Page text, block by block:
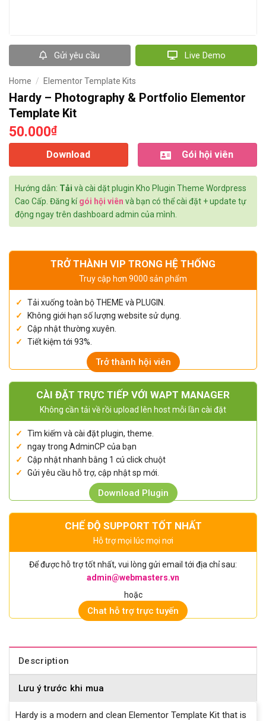
Gửi yêu cầu Live Demo
Home / Elementor Template Kits
Hardy – Photography & Portfolio Elementor
Template Kit
50.000₫
Download Gói hội viên
Hướng dẫn: Tải và cài dặt plugin Kho Plugin Theme Wordpress
Cao Cấp. Đăng kígói hội viên và bạn có thể cài đặt + update tự
động ngay trên dashboard admin của mình.
TRỞ THÀNH VIP TRONG HỆ THỐNG
Truy cập hơn 9000 sản phẩm
Tải xuống toàn bộ THEME và PLUGIN.
Không giới hạn số lượng website sử dụng.
Cập nhật thường xuyên.
Tiết kiệm tới 93%.
Trở thành hội viên
CÀI ĐẶT TRỰC TIẾP VỚI WAPT MANAGER
Không cần tải về rồi upload lên host mỗi lần cài đặt
Tìm kiếm và cài đặt plugin, theme.
ngay trong AdminCP của bạn
Cập nhật nhanh bằng 1 cú click chuột
Gửi yêu cầu hỗ trợ, cập nhật sp mới.
Download Plugin
CHẾ ĐỘ SUPPORT TỐT NHẤT
Hỗ trợ mọi lúc mọi nơi
Để được hỗ trợ tốt nhất, vui lòng gửi email tới địa chỉ sau:
admin@webmasters.vn
hoặc
Chat hỗ trợ trực tuyến
Description
Lưu ý trước khi mua
Hardy is a modern and clean Elementor Template Kit that is